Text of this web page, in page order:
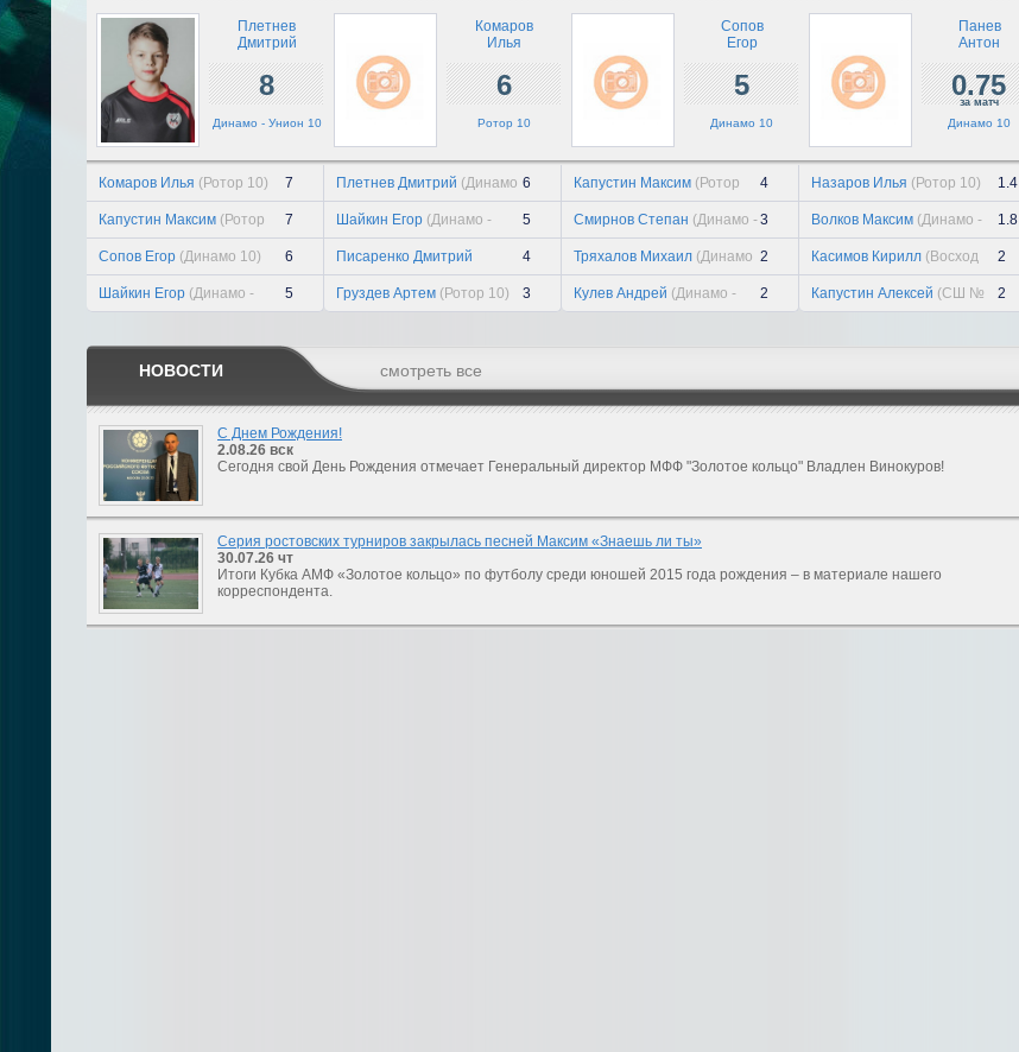
21 июля, вт
Павел Киселев
21 июля, вт
21 июля, вт
Плетнев
Дмитрий
8
Динамо - Унион 10
Комаров Илья (Ротор 10) 7
Капустин Максим (Ротор
10)
7
Сопов Егор (Динамо 10) 6
Шайкин Егор (Динамо -
Унион 10)
5
Комаров
Илья
6
Ротор 10
Плетнев Дмитрий (Динамо
- Унион 10)
6
Шайкин Егор (Динамо -
Унион 10)
5
Писаренко Дмитрий
(Динамо 10)
4
Груздев Артем (Ротор 10) 3
Сопов
Егор
5
Динамо 10
Капустин Максим (Ротор
10)
4
Смирнов Степан (Динамо -
Унион 10)
3
Тряхалов Михаил (Динамо
- Унион 10)
2
Кулев Андрей (Динамо -
Унион 10)
2
Панев
Антон
0.75
за матч
Динамо 10
Назаров Илья (Ротор 10) 1.4
Волков Максим (Динамо -
Унион 10)
1.8
Касимов Кирилл (Восход
10)
2
Капустин Алексей (СШ №
13 10)
2
НОВОСТИ смотреть все
С Днем Рождения!
2.08.26 вск
Сегодня свой День Рождения отмечает Генеральный директор МФФ "Золотое кольцо" Владлен Винокуров!
Серия ростовских турниров закрылась песней Максим «Знаешь ли ты»
30.07.26 чт
Итоги Кубка АМФ «Золотое кольцо» по футболу среди юношей 2015 года рождения – в материале нашего
корреспондента.